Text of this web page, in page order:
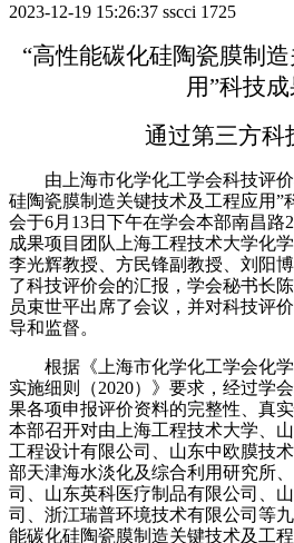
2023-12-19 15:26:37 sscci 1725
“高性能碳化硅陶瓷膜制
用”科技
通过第三方科
由上海市化学化工学会科技评
硅陶瓷膜制造关键技术及工程应用”
会于6月 13日 下午在学会本部南昌路
成果项目团队上海工程技术大学化
李光辉教授、方民锋副教授、刘阳
了科技评价会的汇报， 学会秘书长
员束世平出席了会议，并对科技评
导和监督。
根据《上海市化学化工学会化
实施细则（2020）》要求， 经过学
果各项申报评价资料的完整性、真
本部召开对由 上海工程技术大学、
工程设计有限公司、 山东中欧膜技
部天津海水淡化及综合利用研究所
司、山东英科医疗制品有限公司、
司、浙江瑞普环境技术有限公司等
能碳化硅陶瓷膜制造关键技术及工